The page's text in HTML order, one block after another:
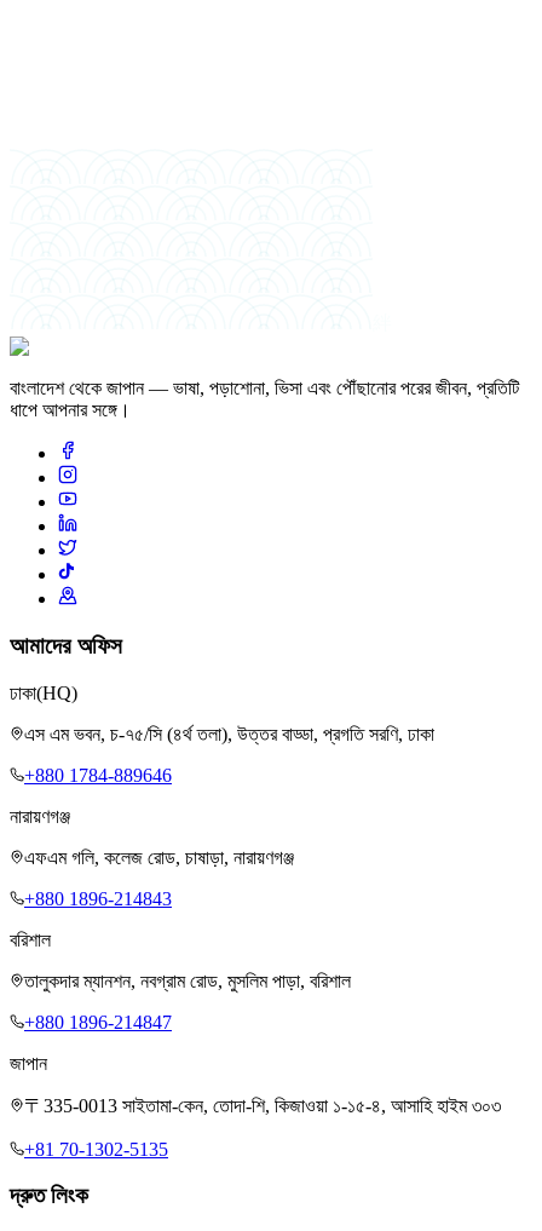
বাংলাদেশ থেকে জাপান — ভাষা, পড়াশোনা, ভিসা এবং পৌঁছানোর পরের জীবন, প্রতিটি
ধাপে আপনার সঙ্গে।
আমাদের অফিস
ঢাকা(HQ)
এস এম ভবন, চ-৭৫/সি (৪র্থ তলা), উত্তর বাড্ডা, প্রগতি সরণি, ঢাকা
+880 1784-889646
নারায়ণগঞ্জ
এফএম গলি, কলেজ রোড, চাষাড়া, নারায়ণগঞ্জ
+880 1896-214843
বরিশাল
তালুকদার ম্যানশন, নবগ্রাম রোড, মুসলিম পাড়া, বরিশাল
+880 1896-214847
জাপান
〒335-0013 সাইতামা-কেন, তোদা-শি, কিজাওয়া ১-১৫-৪, আসাহি হাইম ৩০৩
+81 70-1302-5135
দ্রুত লিংক